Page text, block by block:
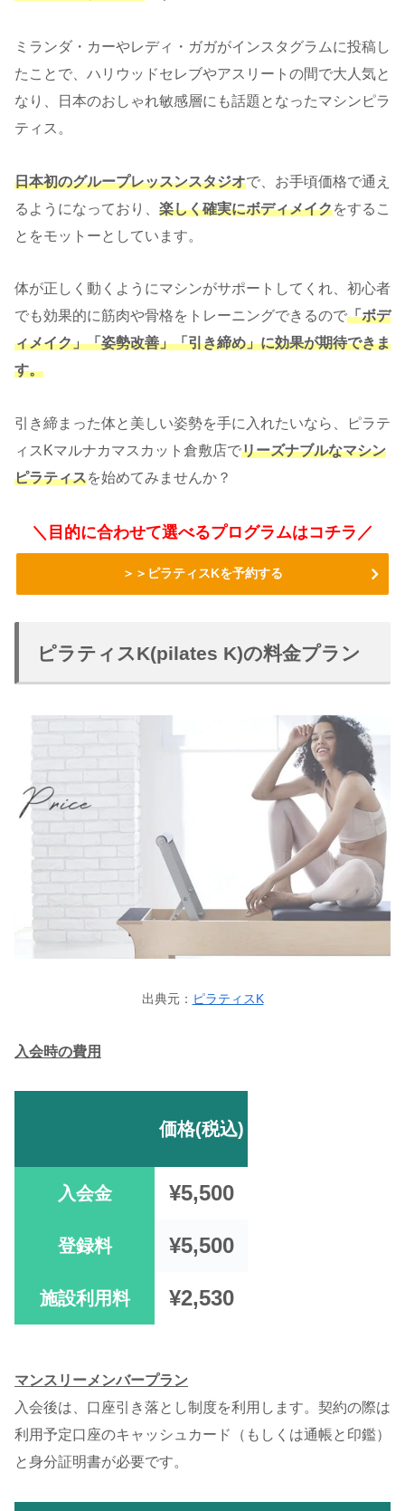
ミランダ・カーやレディ・ガガがインスタグラムに投稿し
たことで、ハリウッドセレブやアスリートの間で大人気と
なり、日本のおしゃれ敏感層にも話題となったマシンピラ
ティス。
日本初のグループレッスンスタジオで、お手頃価格で通え
るようになっており、 楽しく確実にボディメイクをするこ
とをモットーとしています。
体が正しく動くようにマシンがサポートしてくれ、初心者
でも効果的に筋肉や骨格をトレーニングできるので「ボデ
ィメイク」「姿勢改善」「引き締め」に効果が期待できま
す。
引き締まった体と美しい姿勢を手に入れたいなら、ピラテ
ィスKマルナカマスカット倉敷店でリーズナブルなマシン
ピラティスを始めてみませんか？
＼目的に合わせて選べるプログラムはコチラ／
＞＞ピラティスKを予約する
ピラティスK(pilates K)の料金プラン
出典元： ピラティスK
入会時の費用
価格(税込)
入会金 ¥5,500
登録料 ¥5,500
施設利用料 ¥2,530
マンスリーメンバープラン
入会後は、口座引き落とし制度を利用します。契約の際は
利用予定口座のキャッシュカード（もしくは通帳と印鑑）
と身分証明書が必要です。